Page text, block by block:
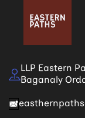
LLP Eastern
Baganaly